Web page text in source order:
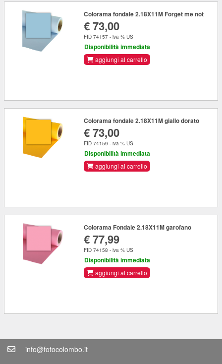
Colorama fondale 2.18X11M Forget me not
€ 73,00
FID 74157 - iva % US
Disponibilità immediata
aggiungi al carrello
Colorama fondale 2.18X11M giallo dorato
€ 73,00
FID 74159 - iva % US
Disponibilità immediata
aggiungi al carrello
Colorama Fondale 2.18X11M garofano
€ 77,99
FID 74158 - iva % US
Disponibilità immediata
aggiungi al carrello
info@fotocolombo.it